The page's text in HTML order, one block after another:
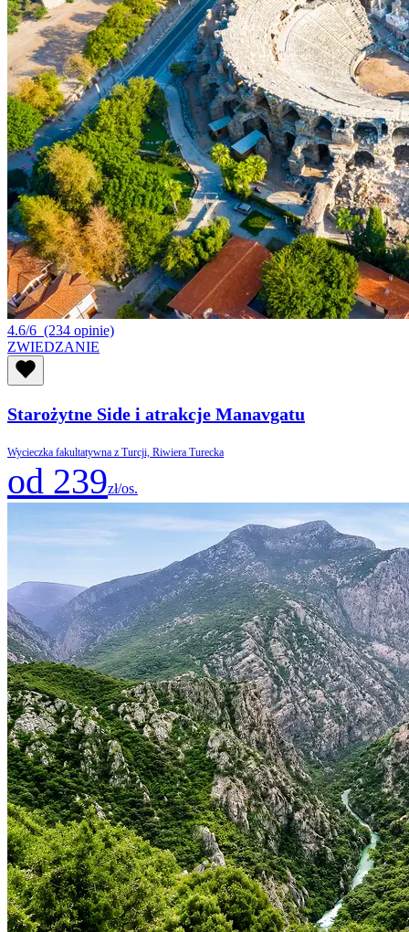
4.6/6 (234 opinie)
ZWIEDZANIE
Starożytne Side i atrakcje Manavgatu
Wycieczka fakultatywna z Turcji, Riwiera Turecka
od 239zł/os.